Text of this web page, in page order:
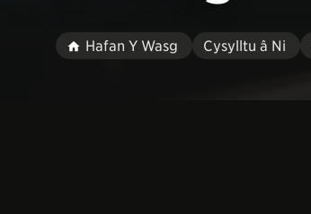
Hafan Y Wasg Cysylltu â Ni